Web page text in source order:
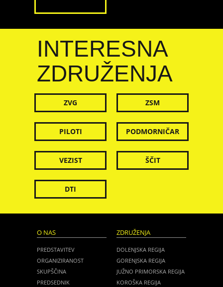
INTERESNA
ZDRUŽENJA
ZVG ZSM
PILOTI PODMORNIČAR
VEZIST ŠČIT
DTI
O NAS
PREDSTAVITEV
ORGANIZIRANOST
SKUPŠČINA
PREDSEDNIK
ZDRUŽENJA
DOLENJSKA REGIJA
GORENJSKA REGIJA
JUŽNO PRIMORSKA REGIJA
KOROŠKA REGIJA